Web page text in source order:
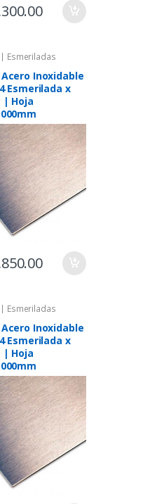
| Esmeriladas
Inoxidable
Esmerilada x
| Hoja
| Esmeriladas
Inoxidable
Esmerilada x
| Hoja